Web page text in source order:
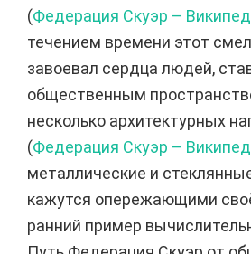
(Федерация Скуэр –
течением времени этот
завоевал сердца людей,
общественным
несколько архитектурных
(Федерация Скуэр –
металлические и
кажутся опережающими
ранний пример